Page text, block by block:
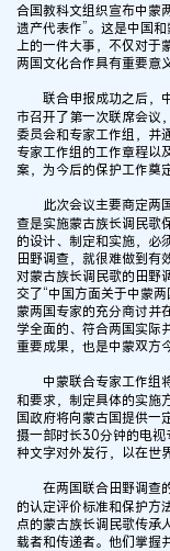
合国教科文组织宣布中蒙
遗产代表作”。这是中国
上的一件大事，不仅对
两国文化合作具有重要意
联合申报成功之后，中
市召开了第一次联席会议
委员会和专家工作组，并
专家工作组的工作章程以
案，为今后的保护工作奠
此次会议主要商定两国
查是实施蒙古族长调民歌
的设计、制定和实施，必
田野调查，就很难做到有
对蒙古族长调民歌的田野
交了“中国方面关于中蒙
蒙两国专家的充分商讨并
学全面的、符合两国实际
重要成果，也是中蒙双方
中蒙联合专家工作组将
和要求，制定具体的实施
国政府将向蒙古国提供一
摄一部时长30分钟的电视
种文字对外发行，以在世
在两国联合田野调查的
的认定评价标准和保护方
点的蒙古族长调民歌传承
载者和传递者。他们掌握